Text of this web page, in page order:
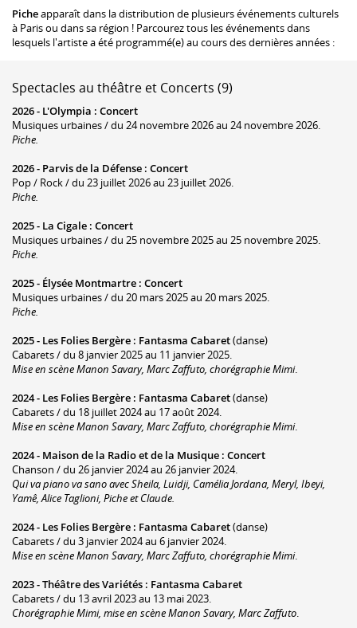
Picheapparaît dans la distribution de plusieurs événements culturels
à Paris ou dans sa région ! Parcourez tous les événements dans
lesquels l'artiste a été programmé(e) au cours des dernières années :
Spectacles au théâtre et Concerts (9)
2026 - L'Olympia : Concert
Musiques urbaines / du 24 novembre 2026 au 24 novembre 2026.
Piche.
2026 - Parvis de la Défense : Concert
Pop / Rock / du 23 juillet 2026 au 23 juillet 2026.
Piche.
2025 - La Cigale : Concert
Musiques urbaines / du 25 novembre 2025 au 25 novembre 2025.
Piche.
2025 - Élysée Montmartre : Concert
Musiques urbaines / du 20 mars 2025 au 20 mars 2025.
Piche.
2025 - Les Folies Bergère : Fantasma Cabaret(danse)
Cabarets / du 8 janvier 2025 au 11 janvier 2025.
Mise en scène Manon Savary, Marc Zaffuto, chorégraphie Mimi.
2024 - Les Folies Bergère : Fantasma Cabaret(danse)
Cabarets / du 18 juillet 2024 au 17 août 2024.
Mise en scène Manon Savary, Marc Zaffuto, chorégraphie Mimi.
2024 - Maison de la Radio et de la Musique : Concert
Chanson / du 26 janvier 2024 au 26 janvier 2024.
Qui va piano va sano avec Sheila, Luidji, Camélia Jordana, Meryl, Ibeyi,
Yamê, Alice Taglioni, Piche et Claude.
2024 - Les Folies Bergère : Fantasma Cabaret(danse)
Cabarets / du 3 janvier 2024 au 6 janvier 2024.
Mise en scène Manon Savary, Marc Zaffuto, chorégraphie Mimi.
2023 -Théâtre des Variétés : Fantasma Cabaret
Cabarets / du 13 avril 2023 au 13 mai 2023.
Chorégraphie Mimi, mise en scène Manon Savary, Marc Zaffuto.